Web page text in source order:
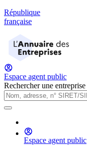
République
française
Espace agent public
Rechercher une entreprise
Espace agent public